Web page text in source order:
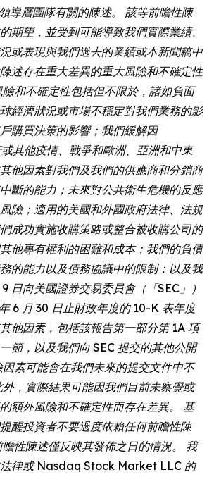
導層團隊有關的陳述。 該等前瞻性陳
期望，並受到可能導致我們實際業績、
或表現與我們過去的業績或本新聞稿中
述存在重大差異的重大風險和不確定性
和不確定性包括但不限於，諸如負面
經濟狀況或市場不穩定對我們業務的影
購買決策的影響；我們緩解因
其他疫情、戰爭和歐洲、亞洲和中東
他因素對我們及我們的供應商和分銷商
斷的能力；未來對公共衛生危機的反應
險；適用的美國和外國政府法律、法規
成功實施收購策略或整合被收購公司的
他專有權利的困難和成本；我們的負債
的能力以及債務協議中的限制；以及我
日向美國證券交易委員會（「SEC」）
6 月 30 日止財政年度的 10-K 表年度
他因素，包括該報告第一部分第 1A 項
節，以及我們向 SEC 提交的其他公開
素可能會在我們未來的提交文件中不
，實際結果可能因我們目前未察覺或
額外風險和不確定性而存在差異。 基
醒投資者不要過度依賴任何前瞻性陳
性陳述僅反映其發佈之日的情況。 我
法律或 Nasdaq Stock Market LLC 的